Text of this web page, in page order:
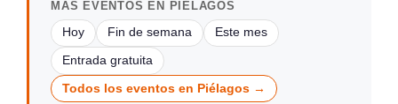
MÁS EVENTOS EN PIÉLAGOS
Hoy Fin de semana Este mes
Entrada gratuita
Todos los eventos en Piélagos →